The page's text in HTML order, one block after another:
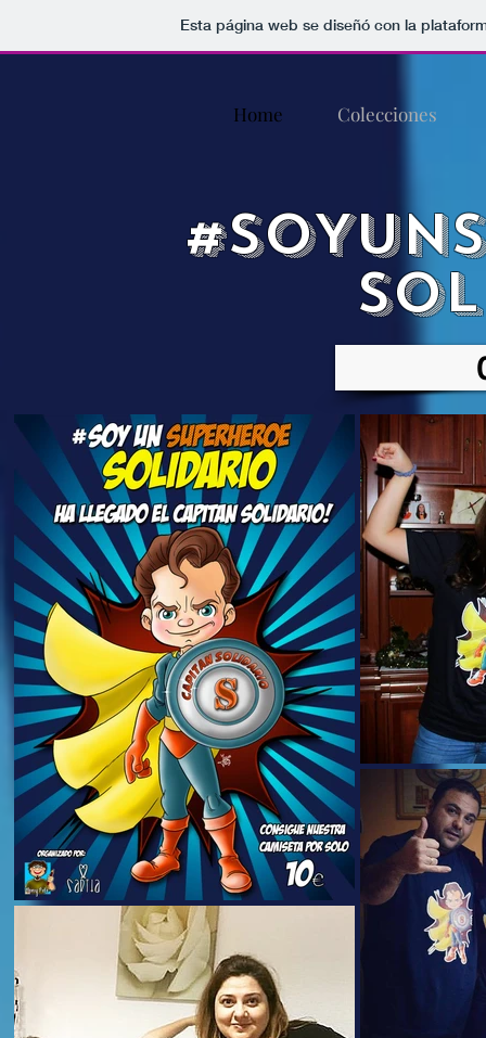
Esta página web se diseñó con la
Home Colecciones